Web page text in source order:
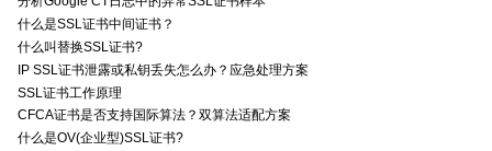
什么是SSL证书中间证书？
什么叫替换SSL证书?
IP SSL证书泄露或私钥丢失怎么办？应急处理方案
SSL证书工作原理
CFCA证书是否支持国际算法？双算法适配方案
什么是OV(企业型)SSL证书?